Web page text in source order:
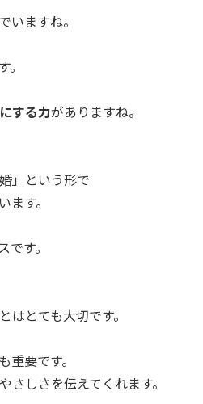
いますね。
する力がありますね。
」という形で
す。
す。
はとても大切です。
重要です。
さしさを伝えてくれます。